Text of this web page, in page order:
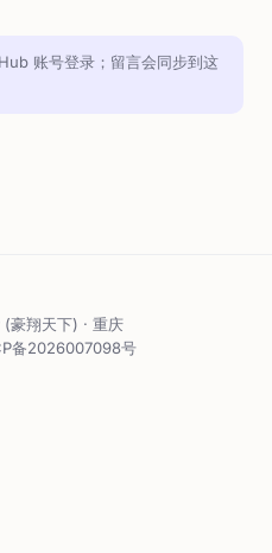
账号登录；留言会同步到这
翔天下) · 重庆
备2026007098号